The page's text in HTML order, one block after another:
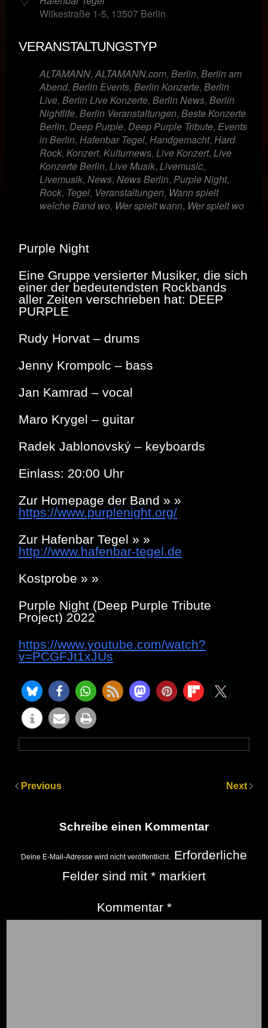
Wilkestraße 1-5, 13507 Berlin
VERANSTALTUNGSTYP
ALTAMANN,ALTAMANN.com, Berlin, Berlin am
Abend, Berlin Events, Berlin Konzerte, Berlin
Live, Berlin Live Konzerte, Berlin News, Berlin
Nightlife, Berlin Veranstaltungen, Beste Konzerte
Berlin, Deep Purple, Deep Purple Tribute, Events
in Berlin, Hafenbar Tegel, Handgemacht, Hard
Rock, Konzert, Kulturnews, Live Konzert, Live
Konzerte Berlin, Live Musik, Livemusic,
Livemusik, News, News Berlin, Purple Night,
Rock, Tegel, Veranstaltungen, Wann spielt
welche Band wo, Wer spielt wann, Wer spielt wo
Purple Night
Eine Gruppe versierter Musiker, die sich
einer der bedeutendsten Rockbands
aller Zeiten verschrieben hat: DEEP
PURPLE
Rudy Horvat – drums
Jenny Krompolc – bass
Jan Kamrad – vocal
Maro Krygel – guitar
Radek Jablonovský – keyboards
Einlass: 20:00 Uhr
Zur Homepage der Band » »
https://www.purplenight.org/
Zur Hafenbar Tegel » »
http://www.hafenbar-tegel.de
Kostprobe » »
Purple Night (Deep Purple Tribute
Project) 2022
https://www.youtube.com/watch?
v=PCGFJt1xJUs
Previous Next
Schreibe einen Kommentar
Deine E-Mail-Adresse wird nicht veröffentlicht. Erforderliche
Felder sind mit * markiert
Kommentar *